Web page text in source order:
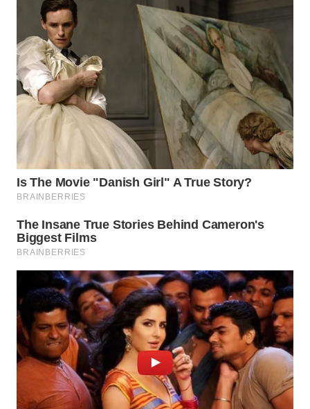
KARO
WN
SIMALUNGUN
WN
LABUHANBATU
TENGAH
SERDANG
TEBING
TINGGI
WN
PAKPAK
WN
KARAWANG